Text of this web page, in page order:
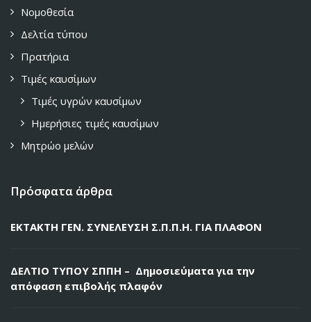
Νομοθεσία
Δελτία τύπου
Πρατήρια
Τιμές καυσίμων
Τιμές υγρών καυσίμων
Ημερήσιες τιμές καυσίμων
Μητρώο μελών
Πρόσφατα άρθρα
ΕΚΤΑΚΤΗ ΓΕΝ. ΣΥΝΕΛΕΥΣΗ Σ.Π.Π.Η. ΓΙΑ ΠΛΑΦΟΝ
ΔΕΛΤΙΟ ΤΥΠΟΥ ΣΠΠΗ – Δημοσιεύματα για την
απόφαση επιβολής πλαφόν